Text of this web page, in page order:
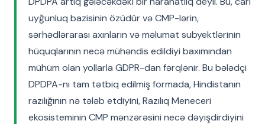
uyğunluq bazisinin özüdür və CMP-lərin,
sərhədlərarası axınların və məlumat subyektlərinin
hüquqlarının necə mühəndis edildiyi baxımından
mühüm olan yollarla GDPR-dan fərqlənir. Bu bələdçi
DPDPA-nı tam tətbiq edilmiş formada, Hindistanın
razılığının nə tələb etdiyini, Razılıq Meneceri
ekosisteminin CMP mənzərəsini necə dəyişdirdiyini